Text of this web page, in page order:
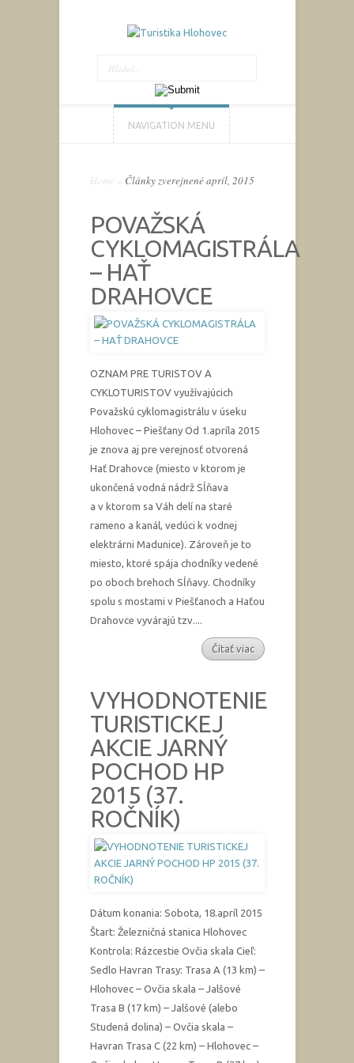
NAVIGATION MENU
Home Články zverejnené apríl, 2015
POVAŽSKÁ
CYKLOMAGISTRÁLA
– HAŤ
DRAHOVCE
OZNAM PRE TURISTOV A
CYKLOTURISTOV využívajúcich
Považskú cyklomagistrálu v úseku
Hlohovec – Piešťany Od 1.apríla 2015
je znova aj pre verejnosť otvorená
Hať Drahovce (miesto v ktorom je
ukončená vodná nádrž Sĺňava
a v ktorom sa Váh delí na staré
rameno a kanál, vedúci k vodnej
elektrárni Madunice). Zároveň je to
miesto, ktoré spája chodníky vedené
po oboch brehoch Sĺňavy. Chodníky
spolu s mostami v Piešťanoch a Haťou
Drahovce vyvárajú tzv....
Čítať viac
VYHODNOTENIE
TURISTICKEJ
AKCIE JARNÝ
POCHOD HP
2015 (37.
ROČNÍK)
Dátum konania: Sobota, 18.apríl 2015
Štart: Železničná stanica Hlohovec
Kontrola: Rázcestie Ovčia skala Cieľ:
Sedlo Havran Trasy: Trasa A (13 km) –
Hlohovec – Ovčia skala – Jalšové
Trasa B (17 km) – Jalšové (alebo
Studená dolina) – Ovčia skala –
Havran Trasa C (22 km) – Hlohovec –